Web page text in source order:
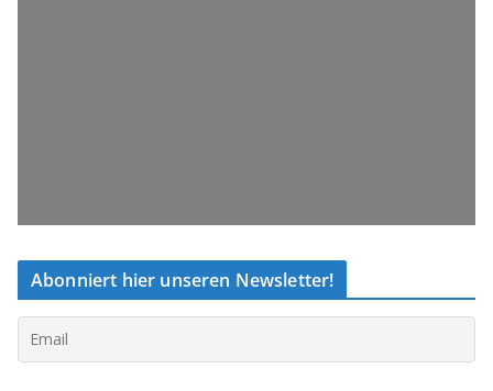
Abonniert hier unseren Newsletter!